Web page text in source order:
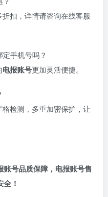
折扣，详情请咨询在线客服
定手机号吗？
电报账号更加灵活便捷。
格检测，多重加密保护，让
账号品质保障，电报账号售
全！